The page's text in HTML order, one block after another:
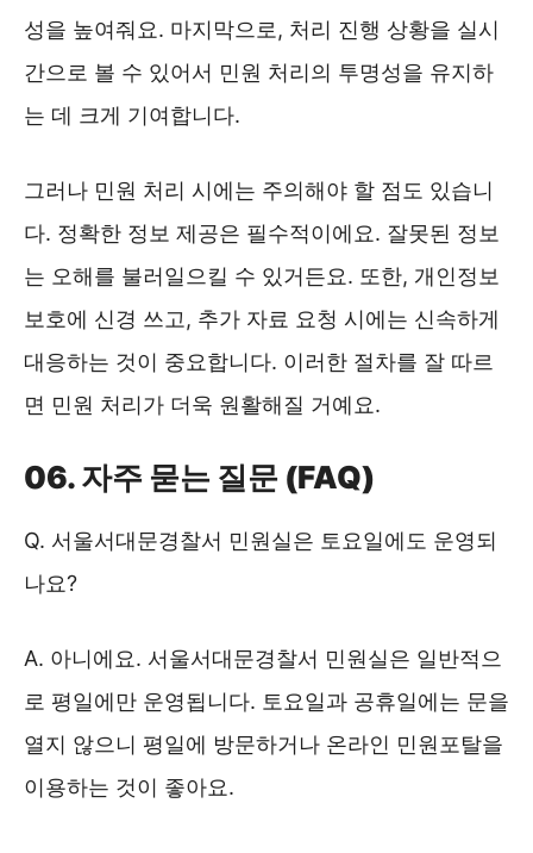
성을 높여줘요. 마지막으로, 처리 진행 상황을 실시
간으로 볼 수 있어서 민원 처리의 투명성을 유지하
는 데 크게 기여합니다.
그러나 민원 처리 시에는 주의해야 할 점도 있습니
다. 정확한 정보 제공은 필수적이에요. 잘못된 정보
는 오해를 불러일으킬 수 있거든요. 또한, 개인정보
보호에 신경 쓰고, 추가 자료 요청 시에는 신속하게
대응하는 것이 중요합니다. 이러한 절차를 잘 따르
면 민원 처리가 더욱 원활해질 거예요.
06. 자주 묻는 질문 (FAQ)
Q. 서울서대문경찰서 민원실은 토요일에도 운영되
나요?
A. 아니에요. 서울서대문경찰서 민원실은 일반적으
로 평일에만 운영됩니다. 토요일과 공휴일에는 문을
열지 않으니 평일에 방문하거나 온라인 민원포탈을
이용하는 것이 좋아요.